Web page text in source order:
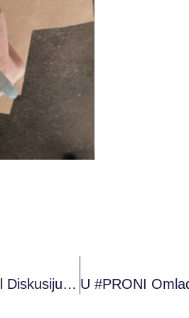
PRONI Omladinski Klub Mostar Održao Online Panel Diskusiju: Rekreativno Volontiram!